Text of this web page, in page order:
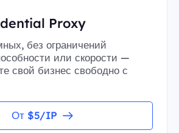
Proxy
без ограничений
или скорости —
свой бизнес свободно с
От $5/IP